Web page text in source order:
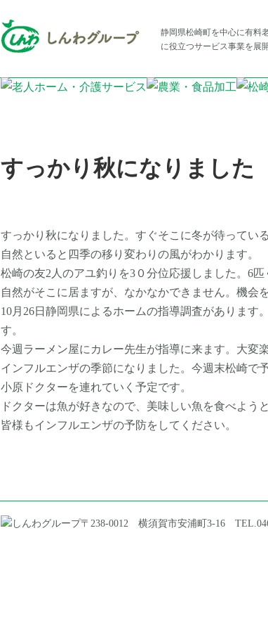
静岡県松崎町を中心に有料
に役立つサービス事業を展
すっかり秋になりました
すっかり秋になりました。すぐそこに冬が待ってい
自然といると四季の移り変わりの風がわかります。
松崎の友2人のアユ釣りを3０分位応援しました。6匹
自然がそこに居ますが、なかなかできません。機会
10月26日静岡県によるホームの指導調査があります
す。
今週ラーメン屋にカレー先生が指導に来ます。大変
インフルエンザの季節になりました。今週末松崎で
小原ドクターを連れていく予定です。
ドクターは魚が好きなので、美味しい魚を食べよう
皆様もインフルエンザの予防をしてください。
〒238-0012 横須賀市安浦町3-16